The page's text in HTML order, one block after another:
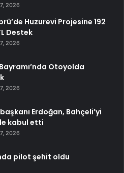
2026
Huzurevi Projesine 192
Destek
2026
Otoyolda
2026
Erdoğan, Bahçeli’yi
kabul etti
2026
pilot şehit oldu